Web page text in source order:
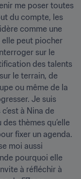
me poser toutes
du compte, les
comme une
peut piocher
sur le
des talents
le terrain, de
ou même de la
Je suis
à Nina de
thèmes qu’elle
fixer un agenda.
moi aussi
pourquoi elle
à réfléchir à